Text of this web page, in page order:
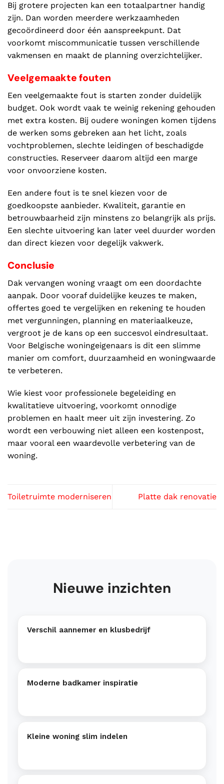
Bij grotere projecten kan een totaalpartner handig
zijn. Dan worden meerdere werkzaamheden
gecoördineerd door één aanspreekpunt. Dat
voorkomt miscommunicatie tussen verschillende
vakmensen en maakt de planning overzichtelijker.
Veelgemaakte fouten
Een veelgemaakte fout is starten zonder duidelijk
budget. Ook wordt vaak te weinig rekening gehouden
met extra kosten. Bij oudere woningen komen tijdens
de werken soms gebreken aan het licht, zoals
vochtproblemen, slechte leidingen of beschadigde
constructies. Reserveer daarom altijd een marge
voor onvoorziene kosten.
Een andere fout is te snel kiezen voor de
goedkoopste aanbieder. Kwaliteit, garantie en
betrouwbaarheid zijn minstens zo belangrijk als prijs.
Een slechte uitvoering kan later veel duurder worden
dan direct kiezen voor degelijk vakwerk.
Conclusie
Dak vervangen woning vraagt om een doordachte
aanpak. Door vooraf duidelijke keuzes te maken,
offertes goed te vergelijken en rekening te houden
met vergunningen, planning en materiaalkeuze,
vergroot je de kans op een succesvol eindresultaat.
Voor Belgische woningeigenaars is dit een slimme
manier om comfort, duurzaamheid en woningwaarde
te verbeteren.
Wie kiest voor professionele begeleiding en
kwalitatieve uitvoering, voorkomt onnodige
problemen en haalt meer uit zijn investering. Zo
wordt een verbouwing niet alleen een kostenpost,
maar vooral een waardevolle verbetering van de
woning.
Toiletruimte moderniseren Platte dak renovatie
Nieuwe inzichten
Verschil aannemer en klusbedrijf
Moderne badkamer inspiratie
Kleine woning slim indelen